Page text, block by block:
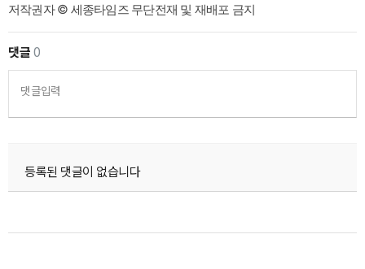
저작권자 © 세종타임즈 무단전재 및 재배포 금지
댓글0
댓글입력
등록된 댓글이 없습니다